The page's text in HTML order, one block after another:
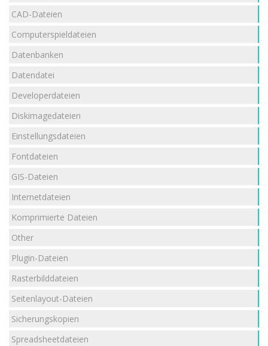
CAD-Dateien
Computerspieldateien
Datenbanken
Datendatei
Developerdateien
Diskimagedateien
Einstellungsdateien
Fontdateien
GIS-Dateien
Internetdateien
Komprimierte Dateien
Other
Plugin-Dateien
Rasterbilddateien
Seitenlayout-Dateien
Sicherungskopien
Spreadsheetdateien